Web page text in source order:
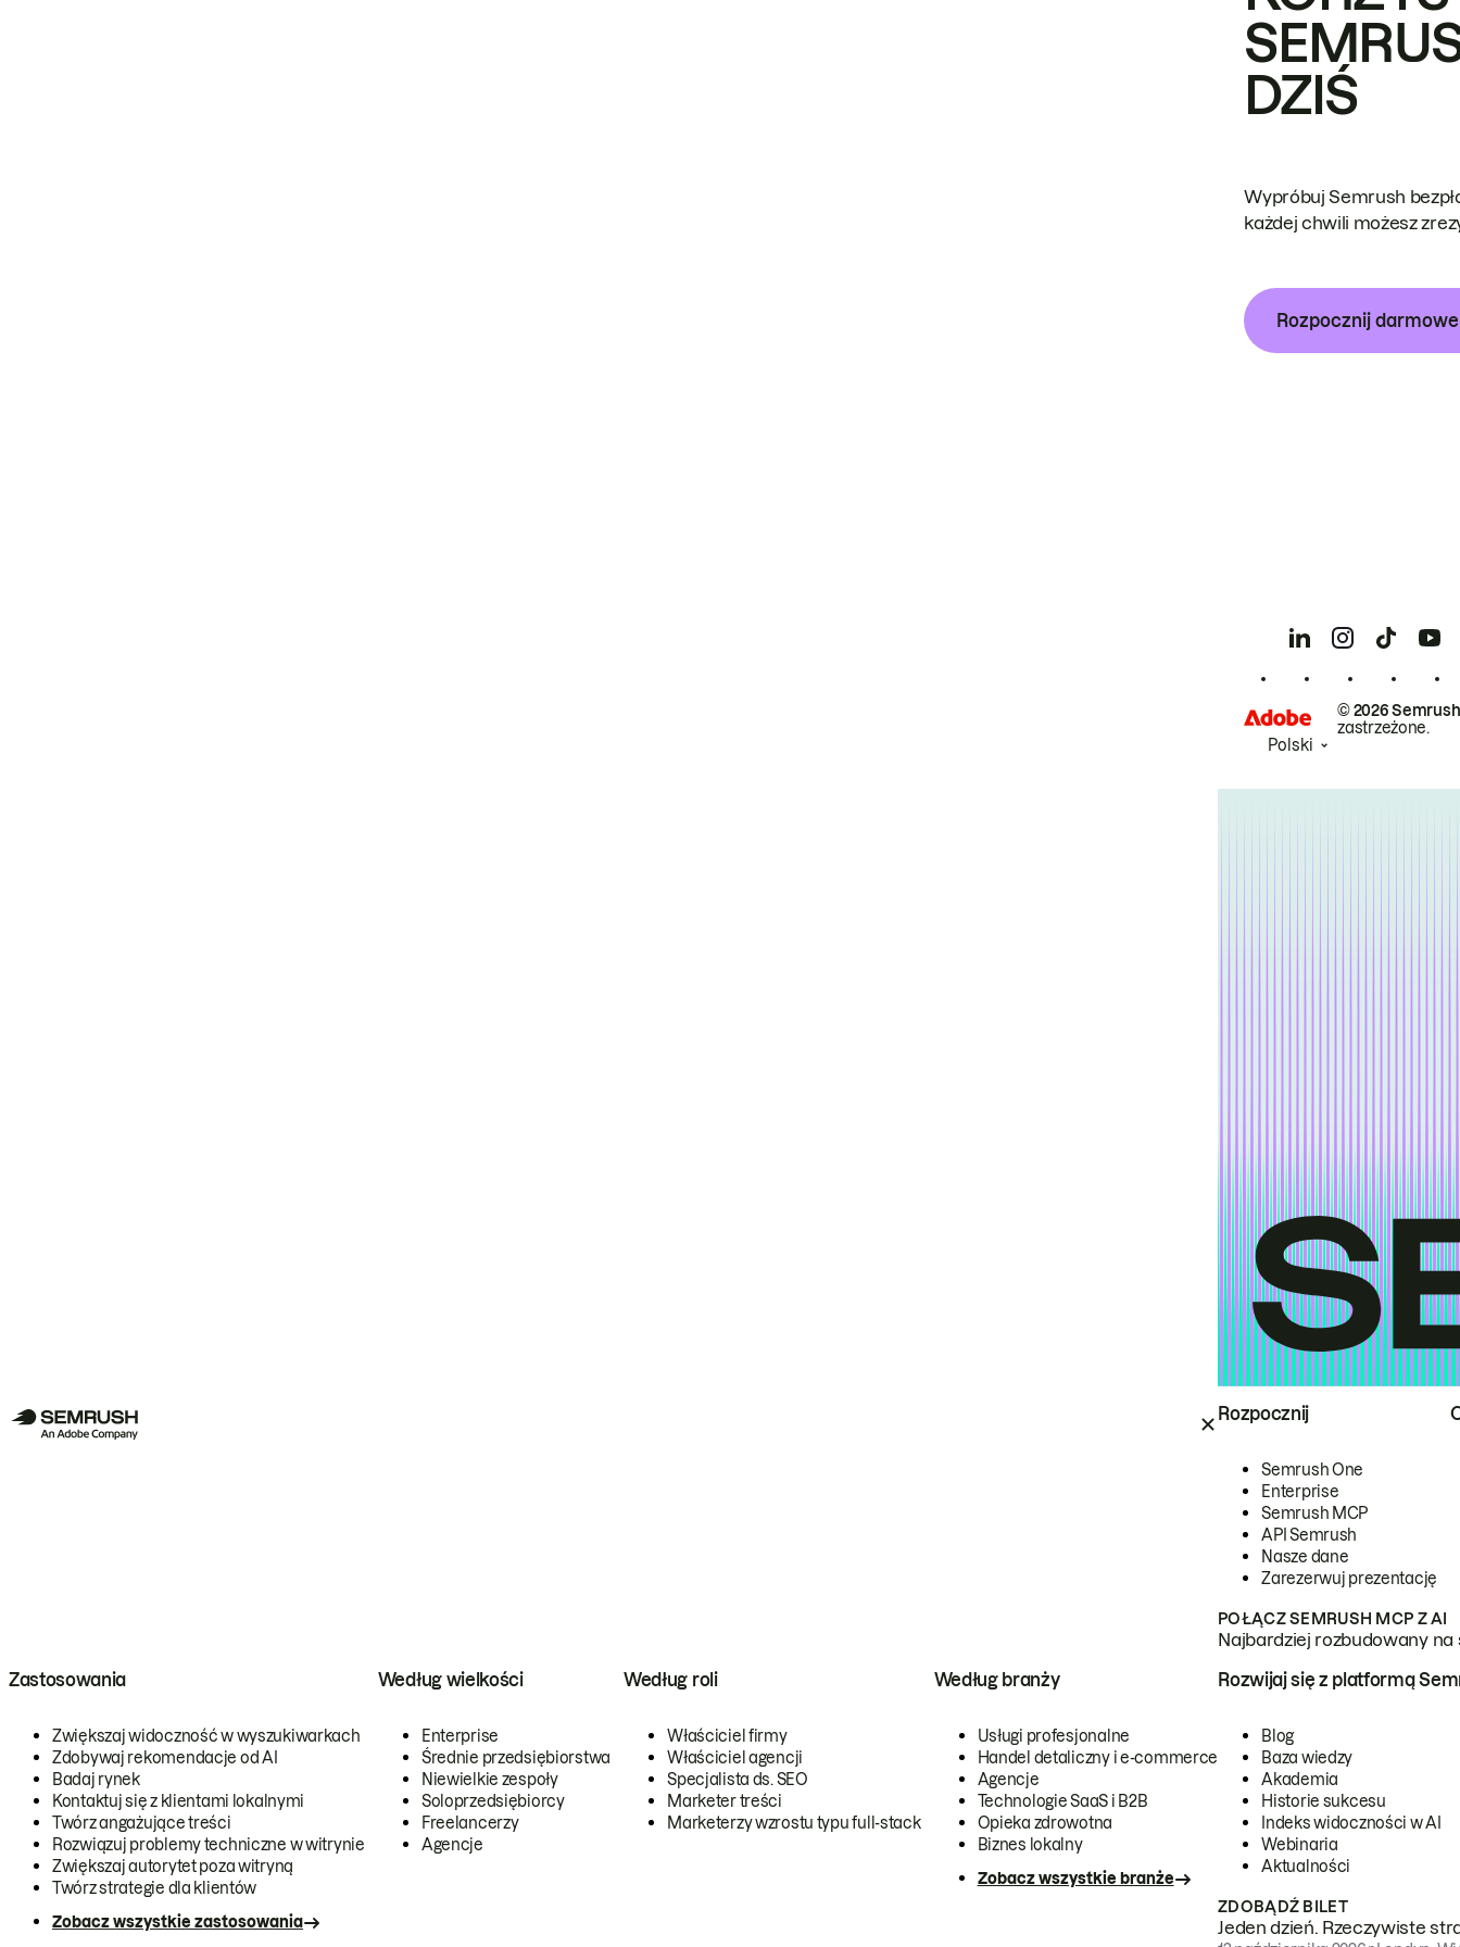
Rozpocznij
Semrush One
Enterprise
Semrush MCP
API Semrush
Nasze dane
Zarezerwuj prezentację
POŁĄCZ SEMRUSH MCP Z AI
Najbardziej rozbudowany
Zastosowania
Zwiększaj widoczność w wyszukiwarkach
Zdobywaj rekomendacje od AI
Badaj rynek
Kontaktuj się z klientami lokalnymi
Twórz angażujące treści
Rozwiązuj problemy techniczne w witrynie
Zwiększaj autorytet poza witryną
Twórz strategie dla klientów
Zobacz wszystkie zastosowania
Według wielkości
Enterprise
Średnie przedsiębiorstwa
Niewielkie zespoły
Soloprzedsiębiorcy
Freelancerzy
Agencje
Według roli
Właściciel firmy
Właściciel agencji
Specjalista ds. SEO
Marketer treści
Marketerzy wzrostu typu full-stack
Według branży
Usługi profesjonalne
Handel detaliczny i e-commerce
Agencje
Technologie SaaS i B2B
Opieka zdrowotna
Biznes lokalny
Zobacz wszystkie branże
Rozwijaj się z platformą
Blog
Baza wiedzy
Akademia
Historie sukcesu
Indeks widoczności w AI
Webinaria
Aktualności
ZDOBĄDŹ BILET
Jeden dzień. Rzeczywiste
DZIŚ
Wypróbuj Semrush
każdej chwili możesz
Rozpocznij
© 2026
zastrzeżone.
Polski